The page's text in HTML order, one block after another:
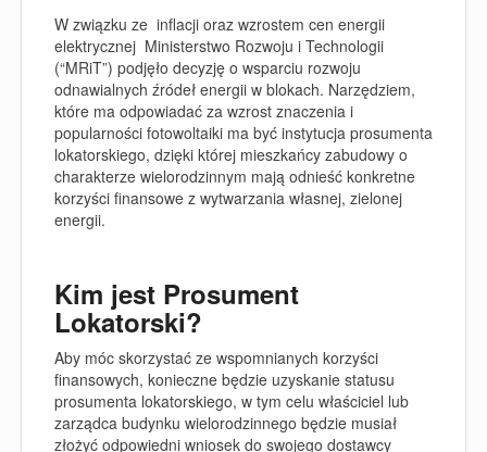
W związku ze inflacji oraz wzrostem cen energii
elektrycznej Ministerstwo Rozwoju i Technologii
(“MRiT”) podjęło decyzję o wsparciu rozwoju
odnawialnych źródeł energii w blokach. Narzędziem,
które ma odpowiadać za wzrost znaczenia i
popularności fotowoltaiki ma być instytucja prosumenta
lokatorskiego, dzięki której mieszkańcy zabudowy o
charakterze wielorodzinnym mają odnieść konkretne
korzyści finansowe z wytwarzania własnej, zielonej
energii.
Kim jest Prosument
Lokatorski?
Aby móc skorzystać ze wspomnianych korzyści
finansowych, konieczne będzie uzyskanie statusu
prosumenta lokatorskiego, w tym celu właściciel lub
zarządca budynku wielorodzinnego będzie musiał
złożyć odpowiedni wniosek do swojego dostawcy